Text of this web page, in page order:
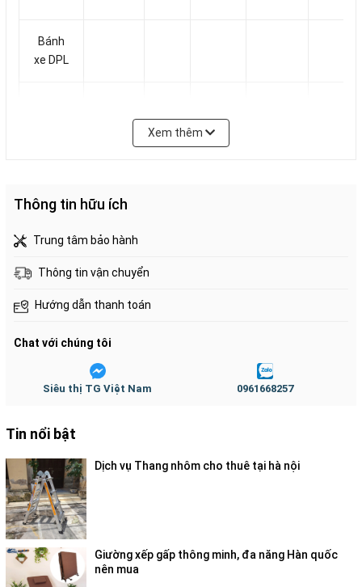
Bánh
xe DPL
cao su
Khóa
122
DPL130
Tĩnh
Xem thêm
Thông tin hữu ích
Trung tâm bảo hành
Thông tin vận chuyển
Hướng dẫn thanh toán
Chat với chúng tôi
Siêu thị TG Việt Nam 0961668257
Tin nổi bật
Dịch vụ Thang nhôm cho thuê tại hà nội
Giường xếp gấp thông minh, đa năng Hàn quốc
nên mua